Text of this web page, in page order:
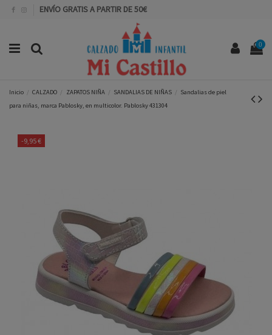
ENVÍO GRATIS A PARTIR DE 50€
0
Inicio CALZADO ZAPATOS NIÑA SANDALIAS DE NIÑAS
Sandalias de piel
para niñas, marca Pablosky, en multicolor. Pablosky 431304
-9,95 €